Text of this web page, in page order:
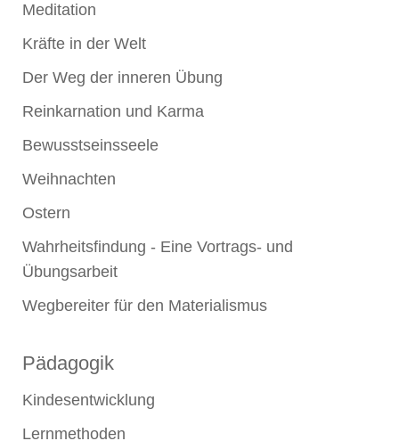
Meditation
Kräfte in der Welt
Der Weg der inneren Übung
Reinkarnation und Karma
Bewusstseinsseele
Weihnachten
Ostern
Wahrheitsfindung - Eine Vortrags- und
Übungsarbeit
Wegbereiter für den Materialismus
Pädagogik
Kindesentwicklung
Lernmethoden